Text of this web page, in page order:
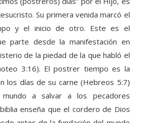
Su primera venida marcó el
y el inicio de otro. Este es el
parte desde la manifestación en
de la piedad de la que habló el
3:16). El postrer tiempo es la
los días de su carne (Hebreos 5:7)
a salvar a los pecadores
enseña que el cordero de Dios